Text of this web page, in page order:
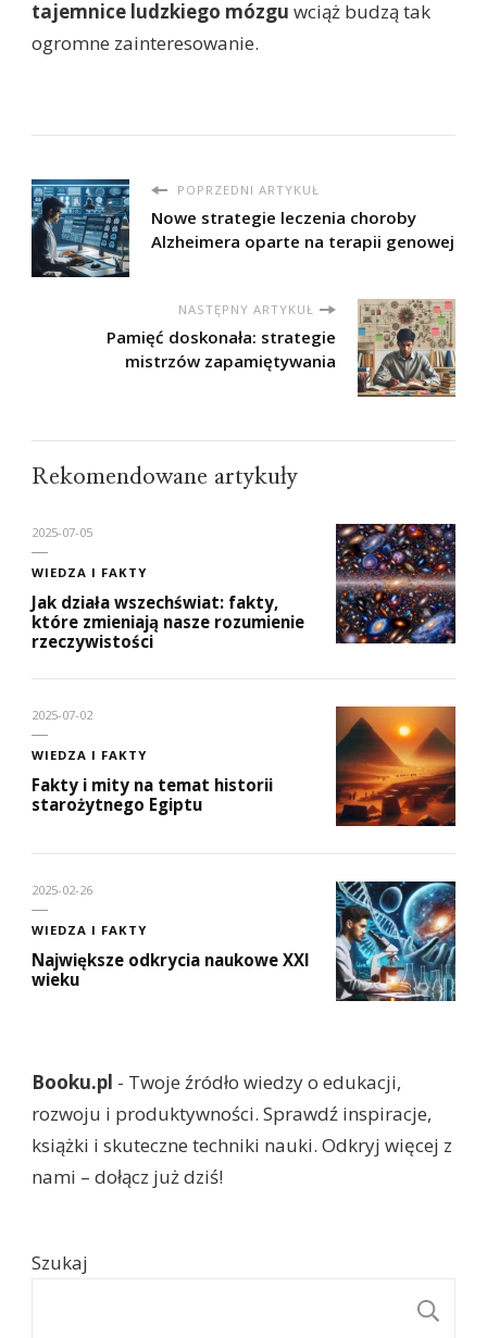
tajemnice ludzkiego mózgu wciąż budzą tak
ogromne zainteresowanie.
POPRZEDNI ARTYKUŁ
Nowe strategie leczenia choroby
Alzheimera oparte na terapii genowej
NASTĘPNY ARTYKUŁ
Pamięć doskonała: strategie
mistrzów zapamiętywania
Rekomendowane artykuły
2025-07-05
WIEDZA I FAKTY
Jak działa wszechświat: fakty,
które zmieniają nasze rozumienie
rzeczywistości
2025-07-02
WIEDZA I FAKTY
Fakty i mity na temat historii
starożytnego Egiptu
2025-02-26
WIEDZA I FAKTY
Największe odkrycia naukowe XXI
wieku
Booku.pl - Twoje źródło wiedzy o edukacji,
rozwoju i produktywności. Sprawdź inspiracje,
książki i skuteczne techniki nauki. Odkryj więcej z
nami – dołącz już dziś!
Szukaj